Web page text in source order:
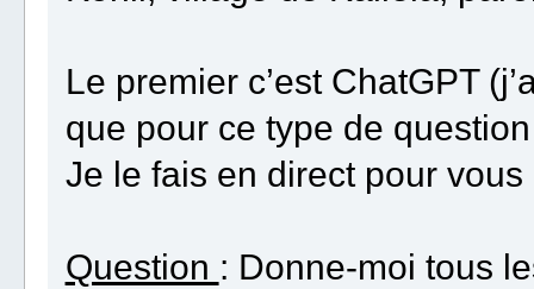
Le premier c’est ChatGPT
que pour ce type de
Je le fais en direct pour vous
Question : Donne-moi tous